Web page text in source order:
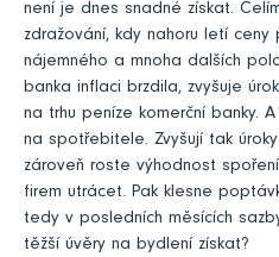
není je dnes snadné získat.
zdražování, kdy nahoru letí
nájemného a mnoha dalších
banka inflaci brzdila, zvyšuje
na trhu peníze komerční banky.
na spotřebitele. Zvyšují tak
zároveň roste výhodnost
firem utrácet. Pak klesne
tedy v posledních měsících
těžší úvěry na bydlení získat?